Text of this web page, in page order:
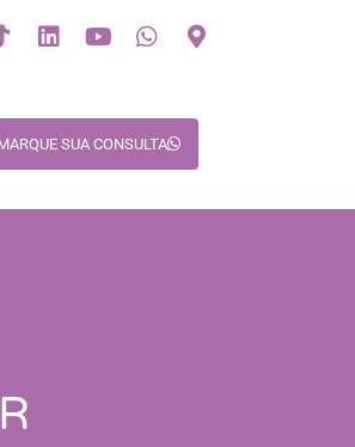
SUA CONSULTA